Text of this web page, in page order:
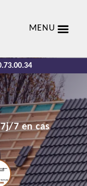
MENU
7 en cas